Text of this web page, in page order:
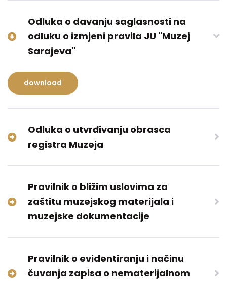
Odluka o davanju saglasnosti na
odluku o izmjeni pravila JU ''Muzej
Sarajeva''
download
Odluka o utvrđivanju obrasca
registra Muzeja
Pravilnik o bližim uslovima za
zaštitu muzejskog materijala i
muzejske dokumentacije
Pravilnik o evidentiranju i načinu
čuvanja zapisa o nematerijalnom